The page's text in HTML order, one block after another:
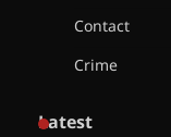
Contact
Crime
Latest